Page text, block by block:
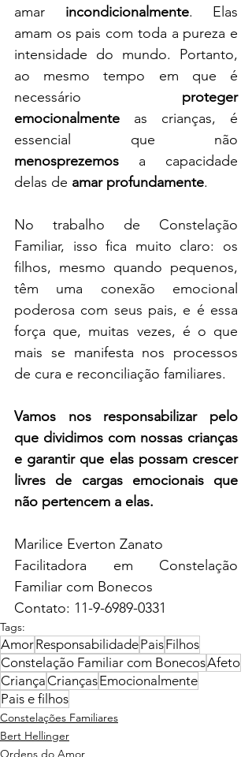
amar incondicionalmente. Elas
amam os pais com toda a pureza e
intensidade do mundo. Portanto,
ao mesmo tempo em que é
necessário proteger
emocionalmente as crianças, é
menosprezemos a capacidade
delas de amar profundamente.
No trabalho de Constelação
Familiar, isso fica muito claro: os
filhos, mesmo quando pequenos,
têm uma conexão emocional
poderosa com seus pais, e é essa
força que, muitas vezes, é o que
mais se manifesta nos processos
de cura e reconciliação familiares.
Vamos nos responsabilizar pelo
que dividimos com nossas crianças
e garantir que elas possam crescer
livres de cargas emocionais que
não pertencem a elas.
Marilice Everton Zanato
Facilitadora em Constelação
Familiar com Bonecos
Contato: 11-9-6989-0331
Tags:
AmorResponsabilidadePaisFilhos
Constelação Familiar com BonecosAfeto
CriançaCriançasEmocionalmente
Pais e filhos
Constelações Familiares
Bert Hellinger
Ordens do Amor